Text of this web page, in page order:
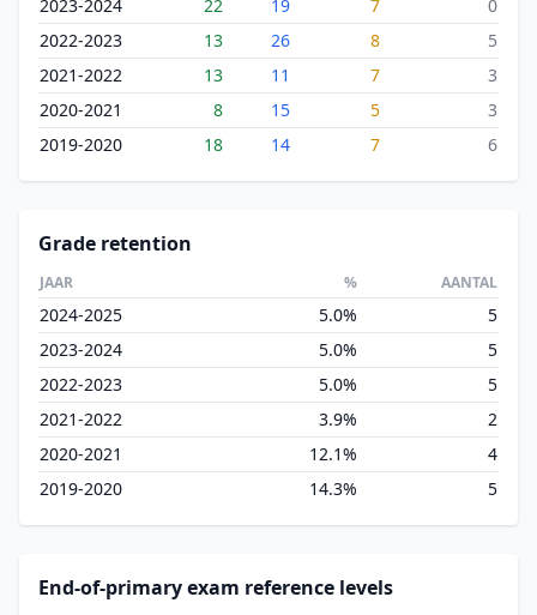
2023-2024
22 19 7
0
2022-2023
13 26 8
5
2021-2022
13 11 7
3
2020-2021
8 15 5
3
2019-2020
18 14 7 6
Grade retention
JAAR % AANTAL
2024-2025 5.0%
5
2023-2024
5.0%
5
2022-2023
5.0%
5
2021-2022
3.9%
2
2020-2021
12.1%
4
2019-2020
14.3% 5
End-of-primary exam reference levels